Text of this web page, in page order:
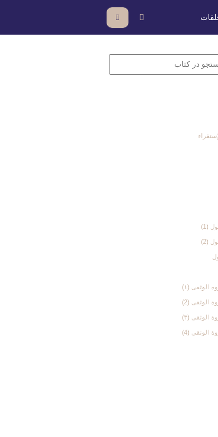
(1)
(2)
الوثقی (۱)
الوثقی (2)
الوثقی (۳)
الوثقی (4)